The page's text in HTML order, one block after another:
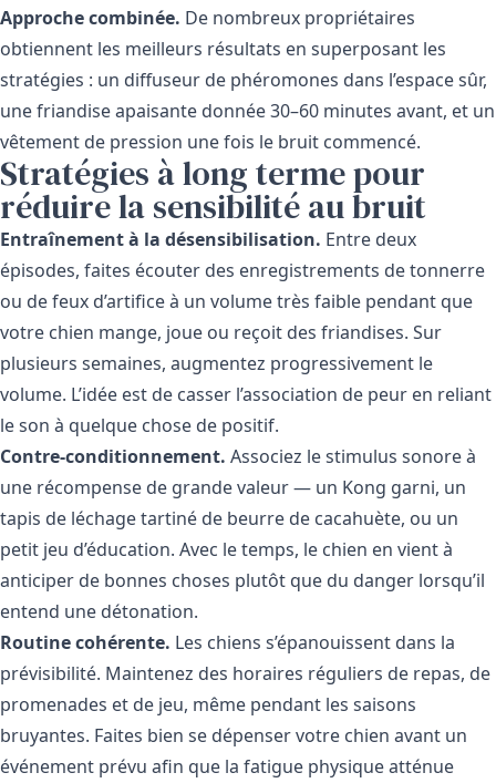
Approche combinée. De nombreux propriétaires
obtiennent les meilleurs résultats en superposant les
stratégies : un diffuseur de phéromones dans l’espace sûr,
une friandise apaisante donnée 30–60 minutes avant, et un
vêtement de pression une fois le bruit commencé.
Stratégies à long terme pour
réduire la sensibilité au bruit
Entraînement à la désensibilisation. Entre deux
épisodes, faites écouter des enregistrements de tonnerre
ou de feux d’artifice à un volume très faible pendant que
votre chien mange, joue ou reçoit des friandises. Sur
plusieurs semaines, augmentez progressivement le
volume. L’idée est de casser l’association de peur en reliant
le son à quelque chose de positif.
Contre-conditionnement. Associez le stimulus sonore à
une récompense de grande valeur — un Kong garni, un
tapis de léchage tartiné de beurre de cacahuète, ou un
petit jeu d’éducation. Avec le temps, le chien en vient à
anticiper de bonnes choses plutôt que du danger lorsqu’il
entend une détonation.
Routine cohérente. Les chiens s’épanouissent dans la
prévisibilité. Maintenez des horaires réguliers de repas, de
promenades et de jeu, même pendant les saisons
bruyantes. Faites bien se dépenser votre chien avant un
événement prévu afin que la fatigue physique atténue